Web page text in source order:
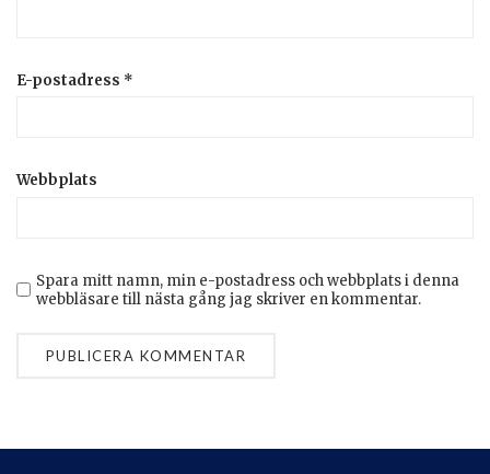
E-postadress *
Webbplats
Spara mitt namn, min e-postadress och webbplats i denna
webbläsare till nästa gång jag skriver en kommentar.